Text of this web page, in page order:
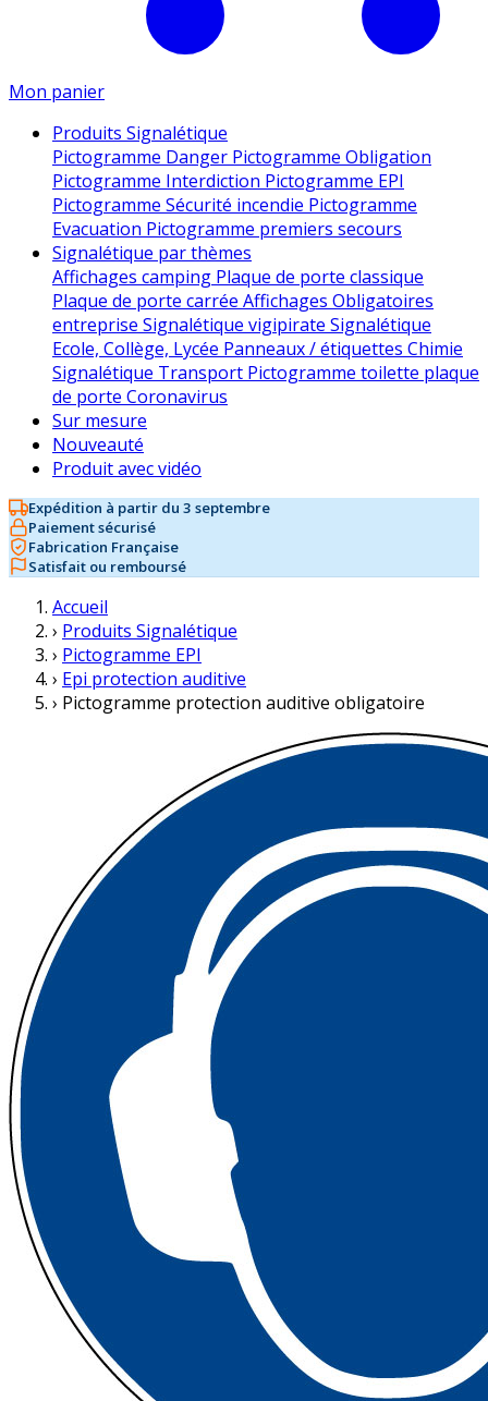
Mon panier
Produits Signalétique
Pictogramme Danger Pictogramme Obligation
Pictogramme Interdiction Pictogramme EPI
Pictogramme Sécurité incendie Pictogramme
Evacuation Pictogramme premiers secours
Signalétique par thèmes
Affichages camping Plaque de porte classique
Plaque de porte carrée Affichages Obligatoires
entreprise Signalétique vigipirate Signalétique
Ecole, Collège, Lycée Panneaux / étiquettes Chimie
Signalétique Transport Pictogramme toilette plaque
de porte Coronavirus
Sur mesure
Nouveauté
Produit avec vidéo
Expédition à partir du 3 septembre
Paiement sécurisé
Fabrication Française
Satisfait ou remboursé
Accueil
› Produits Signalétique
› Pictogramme EPI
› Epi protection auditive
› Pictogramme protection auditive obligatoire